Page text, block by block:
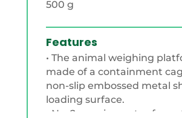
500 g
Features
• The animal weighing
made of a containment
non-slip embossed metal
loading surface.
• No. 2 opening gates for